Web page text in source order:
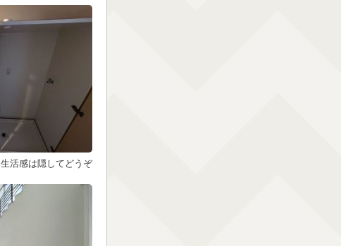
生活感は隠してどうぞ